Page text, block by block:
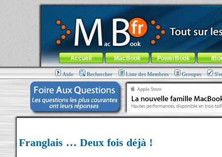
MacBook-fr.com : 100% Apple... 100% nomade !
Aller au contenu-Aller au menu général-Aller au menu de
Menu général
Accueil MacBook PowerBook
Aide Rechercher Liste des Membres Groupes
Franglais … Deux fois déjà !